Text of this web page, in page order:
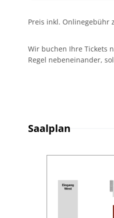
Preis inkl. Onlinegebühr
Wir buchen Ihre Tickets
Regel nebeneinander,
Saalplan